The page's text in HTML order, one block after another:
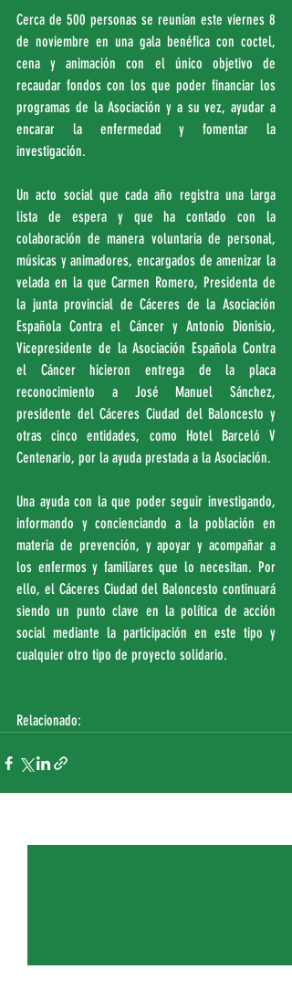
Cerca de 500 personas se reunían este viernes 8
de noviembre en una gala benéfica con coctel,
cena y animación con el único objetivo de
recaudar fondos con los que poder financiar los
programas de la Asociación y a su vez, ayudar a
encarar la enfermedad y fomentar la
investigación.
Un acto social que cada año registra una larga
lista de espera y que ha contado con la
colaboración de manera voluntaria de personal,
músicas y animadores, encargados de amenizar la
velada en la que Carmen Romero, Presidenta de
la junta provincial de Cáceres de la Asociación
Española Contra el Cáncer y Antonio Dionisio,
Vicepresidente de la Asociación Española Contra
el Cáncer hicieron entrega de la placa
reconocimiento a José Manuel Sánchez,
presidente del Cáceres Ciudad del Baloncesto y
otras cinco entidades, como Hotel Barceló V
Centenario, por la ayuda prestada a la Asociación.
Una ayuda con la que poder seguir investigando,
informando y concienciando a la población en
materia de prevención, y apoyar y acompañar a
los enfermos y familiares que lo necesitan. Por
ello, el Cáceres Ciudad del Baloncesto continuará
siendo un punto clave en la política de acción
social mediante la participación en este tipo y
cualquier otro tipo de proyecto solidario.
Relacionado: